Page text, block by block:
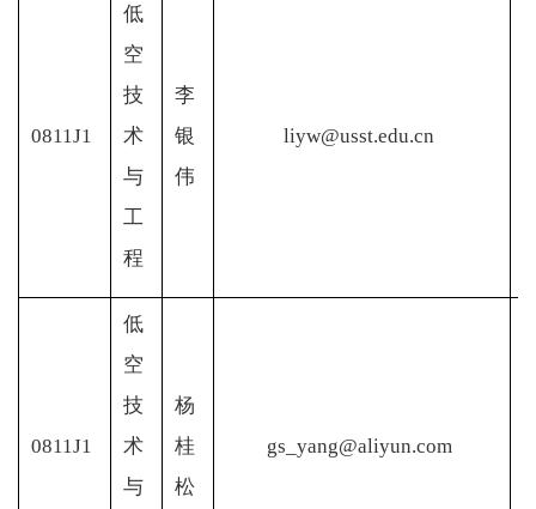
0811J1
低
空
技
术
与
工
程
李
银
伟
liyw@usst.edu.cn
0811J1
低
空
技
术
与
杨
桂
松
gs_yang@aliyun.com